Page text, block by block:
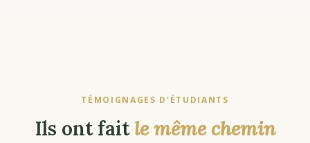
TÉMOIGNAGES D'ÉTUDIANTS
Ils ont faitle même chemin